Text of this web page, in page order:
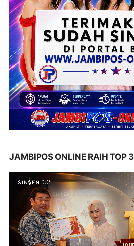
JAMBIPOS ONLINE RAIH TOP 3